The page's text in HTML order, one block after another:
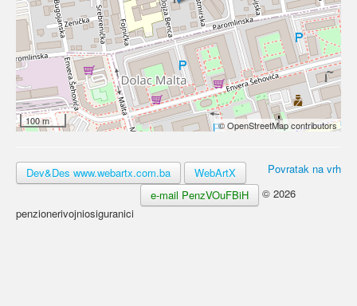
100 m © OpenStreetMap contributors
Povratak na vrh
Dev&Des www.webartx.com.ba
WebArtX
e-mail PenzVOuFBiH
© 2026
penzionerivojniosiguranici